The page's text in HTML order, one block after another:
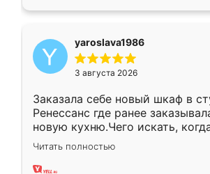
yaroslava1986
3 августа 2026
Заказала себе новый шкаф в
Ренессанс где ранее
новую кухню.Чего искать,
вполне довольна. Служит
два года, нареканий нет.
Читать полностью